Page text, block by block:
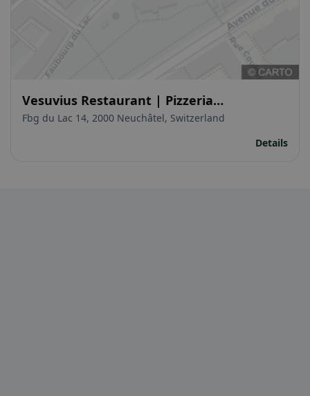
Vesuvius Restaurant | Pizzeria
Napoletana
Fbg du Lac 14, 2000 Neuchâtel, Switzerland
Details